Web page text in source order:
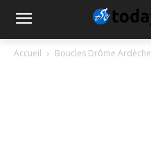
Accueil Boucles Drôme Ardèche